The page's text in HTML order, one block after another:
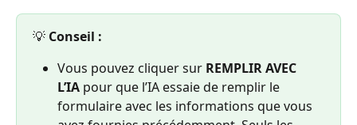
💡 Conseil :
Vous pouvez cliquer sur REMPLIR AVEC
L’IA pour que l’IA essaie de remplir le
formulaire avec les informations que vous